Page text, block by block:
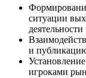
ситуации
деятельности
и
игроками